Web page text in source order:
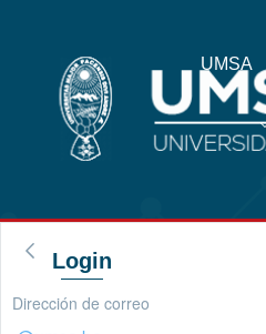
UMSA
Login
Dirección de correo